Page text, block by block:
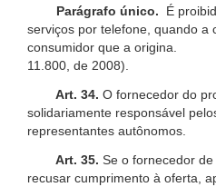
Parágrafo único.
É
serviços por telefone, quando a
consumidor que a origina.
11.800, de 2008).
Art. 34. O fornecedor do
solidariamente responsável
representantes autônomos.
Art. 35. Se o fornecedor
recusar cumprimento à oferta,